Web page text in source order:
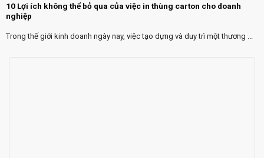
10 Lợi ích không thể bỏ qua của việc in thùng carton cho doanh
nghiệp
Trong thế giới kinh doanh ngày nay, việc tạo dựng và duy trì một thương ...